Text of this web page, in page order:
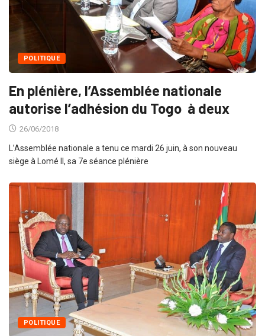
POLITIQUE
En plénière, l’Assemblée nationale
autorise l’adhésion du Togo à deux
26/06/2018
L’Assemblée nationale a tenu ce mardi 26 juin, à son nouveau
siège à Lomé II, sa 7e séance plénière
POLITIQUE